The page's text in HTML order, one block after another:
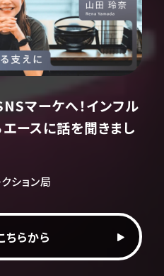
マーケへ！インフル
ースに話を聞きまし
ション局
ちらから